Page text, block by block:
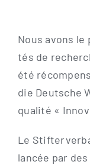
Nous avons
tés de
été
die Deut­sche
qua­li­té «
Le
lan­cée par